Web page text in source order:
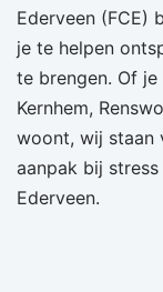
Ederveen (FCE)
je te helpen
te brengen. Of je
Kernhem,
woont, wij staan
aanpak bij
Ederveen.